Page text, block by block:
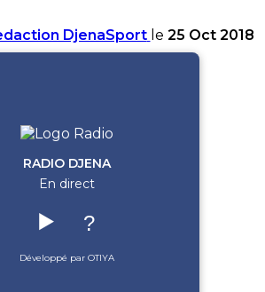
DjenaSport le 25 Oct 2018
RADIO DJENA
En direct
▶️ ?
Développé par OTIYA